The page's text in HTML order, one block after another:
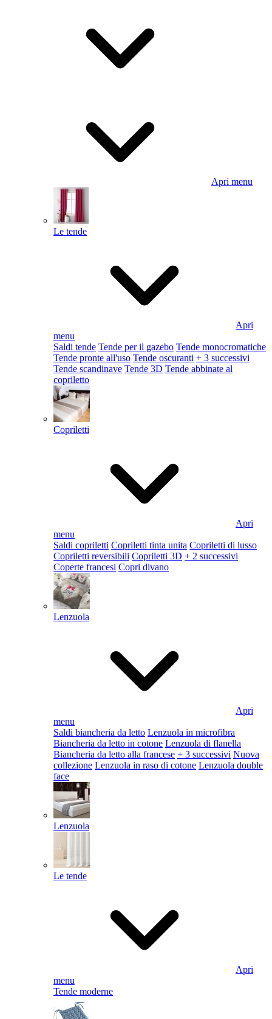
Apri menu
Le tende
Apri
menu
Saldi tende Tende per il gazebo Tende monocromatiche
Tende pronte all'uso Tende oscuranti + 3 successivi
Tende scandinave Tende 3D Tende abbinate al
copriletto
Copriletti
Apri
menu
Saldi copriletti Copriletti tinta unita Copriletti di lusso
Copriletti reversibili Copriletti 3D + 2 successivi
Coperte francesi Copri divano
Lenzuola
Apri
menu
Saldi biancheria da letto Lenzuola in microfibra
Biancheria da letto in cotone Lenzuola di flanella
Biancheria da letto alla francese + 3 successivi Nuova
collezione Lenzuola in raso di cotone Lenzuola double
face
Lenzuola
Le tende
Apri
menu
Tende moderne